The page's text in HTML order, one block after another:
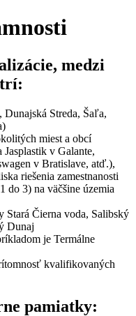
medzi
Streda, Šaľa,
miest a obcí
v Galante,
v Bratislave, atď.),
riešenia zamestnanosti
do 3) na väčšine územia
Stará Čierna voda, Salibský
Dunaj
je Termálne
kvalifikovaných
pamiatky: